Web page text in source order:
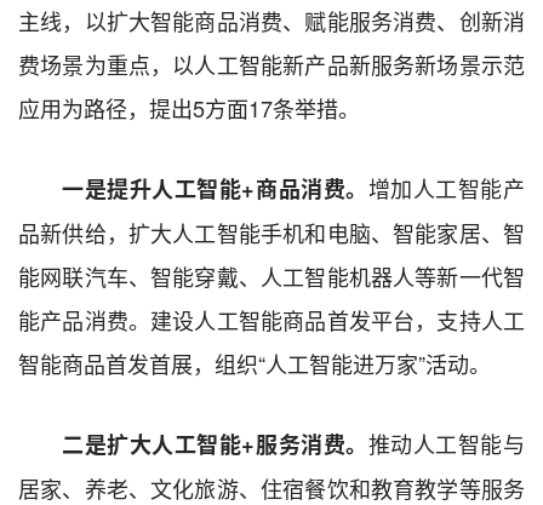
主线，以扩大智能商品消费、赋能服务消费、创新消
费场景为重点，以人工智能新产品新服务新场景示范
应用为路径，提出5方面17条举措。
一是提升人工智能+商品消费。 增加人工智能产
品新供给，扩大人工智能手机和电脑、智能家居、智
能网联汽车、智能穿戴、人工智能机器人等新一代智
能产品消费。建设人工智能商品首发平台，支持人工
智能商品首发首展，组织“人工智能进万家”活动。
二是扩大人工智能+服务消费。 推动人工智能与
居家、养老、文化旅游、住宿餐饮和教育教学等服务